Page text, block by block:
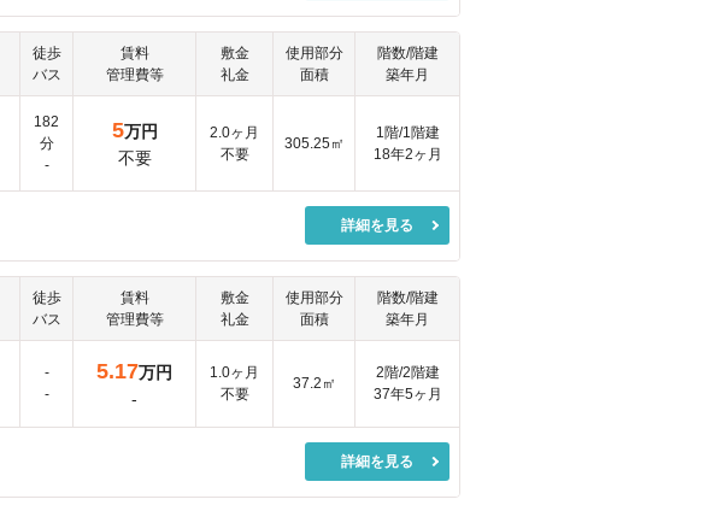
徒歩
バス
賃料
管理費等
敷金
礼金
使用部分
面積
階数/階建
築年月
182
分
-
5万円
不要
2.0ヶ月
不要
305.25㎡
1階/1階建
18年2ヶ月
詳細を見る
徒歩
バス
賃料
管理費等
敷金
礼金
使用部分
面積
階数/階建
築年月
-
-
5.17万円
-
1.0ヶ月
不要
37.2㎡
2階/2階建
37年5ヶ月
詳細を見る